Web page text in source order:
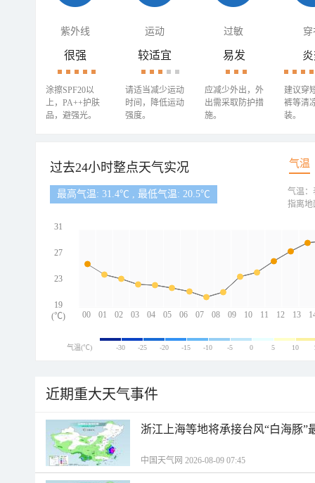
紫外线 运动 过敏 穿
很强
涂擦SPF20以
上，PA++护肤
品，避强光。
较适宜
请适当减少运动
时间，降低运动
强度。
易发
应减少外出，外
出需采取防护措
施。
建议穿
裤等清
装。
过去24小时整点天气实况 气温
最高气温: 31.4℃ , 最低气温: 20.5℃
00 01 02 03 04 05 06 07 08 09 10 11 12 13
31
27
23
19
(℃)
气温：
指离地
气温(℃) -30 -25 -20 -15 -10 -5 0 5 10
近期重大天气事件
浙江上海等地将承接台风“白海豚”
中国天气网 2026-08-09 07:45